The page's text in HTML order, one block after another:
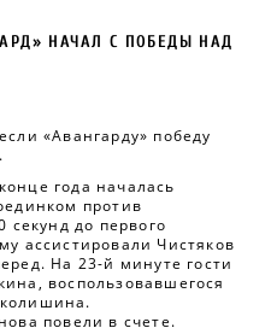
НАЧАЛ С ПОБЕДЫ НАД
«Авангарду» победу
года началась
против
секунд до первого
ассистировали Чистяков
На 23-й минуте гости
воспользовавшегося
повели в счете.